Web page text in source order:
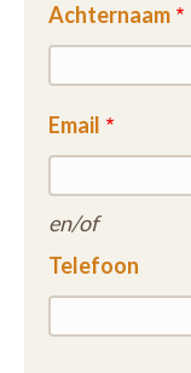
Achternaam
Email
en/of
Telefoon